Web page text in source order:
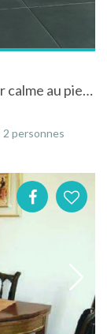
Villa récente avec piscine dans quartier calme au pied des Cévennes Gardoises
2 personnes